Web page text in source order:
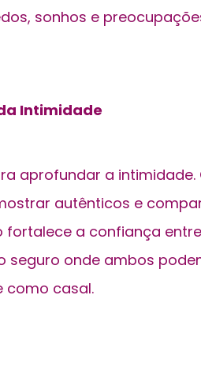
sonhos e
Intimidade
aprofundar a intimidade.
autênticos e
a confiança
seguro onde ambos
como casal.